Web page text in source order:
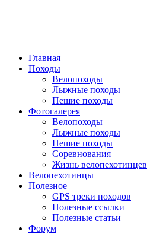
Главная
Походы
Велопоходы
Лыжные походы
Пешие походы
Фотогалерея
Велопоходы
Лыжные походы
Пешие походы
Соревнования
Жизнь велопехотинцев
Велопехотинцы
Полезное
GPS треки походов
Полезные ссылки
Полезные статьи
Форум